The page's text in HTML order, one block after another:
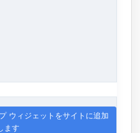
ウィジェットをサイトに追加
ます